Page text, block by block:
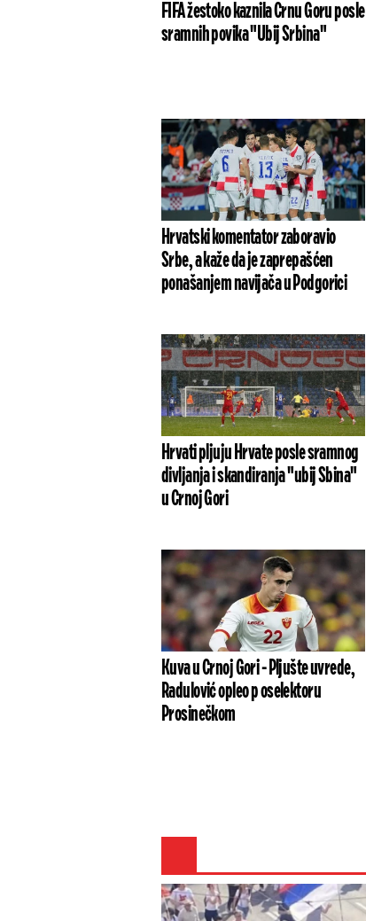
FIFA žestoko kaznila Crnu Goru posle
sramnih povika "Ubij Srbina"
Hrvatski komentator zaboravio
Srbe, a kaže da je zaprepašćen
ponašanjem navijača u Podgorici
Hrvati pljuju Hrvate posle sramnog
divljanja i skandiranja "ubij Sbina"
u Crnoj Gori
Kuva u Crnoj Gori - Pljušte uvrede,
Radulović opleo p oselektoru
Prosinečkom